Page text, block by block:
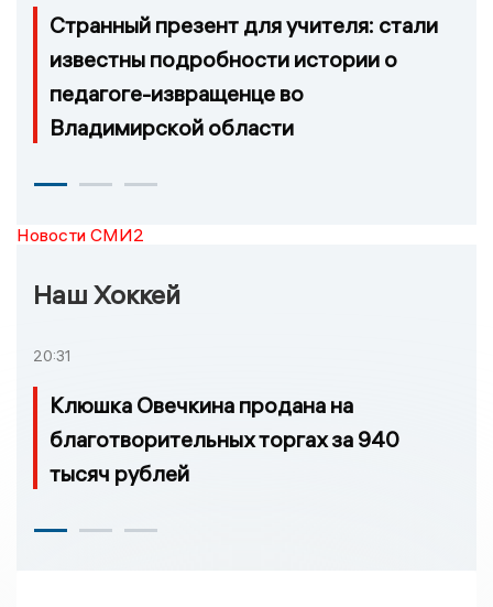
Странный презент для учителя: стали
известны подробности истории о
педагоге-извращенце во
Владимирской области
Новости СМИ2
Наш Хоккей
20:31
Клюшка Овечкина продана на
благотворительных торгах за 940
тысяч рублей